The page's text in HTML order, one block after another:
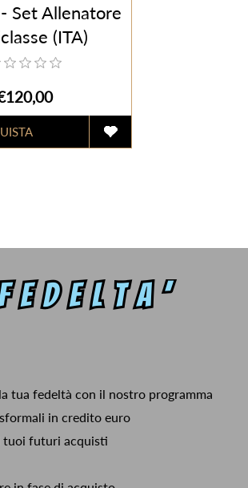
Set Allenatore
(ITA)
tua fedeltà con il nostro programma
in credito euro
tuoi futuri acquisti